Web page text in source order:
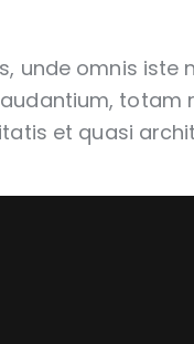
unde omnis
totam
et quasi